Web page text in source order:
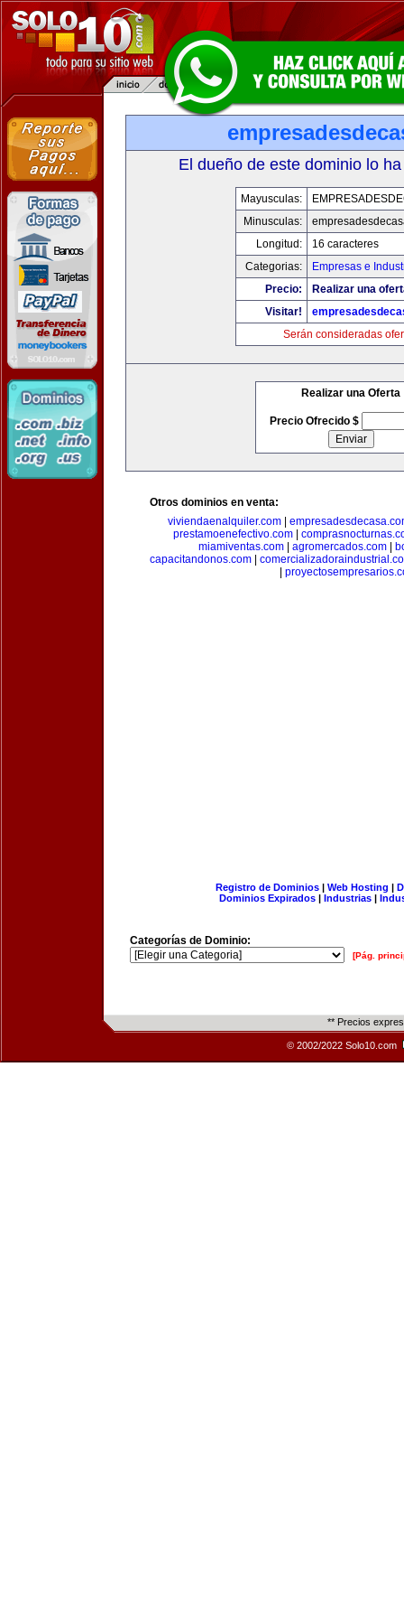
El dueño de este dominio lo
Mayusculas:
Minusculas:
Longitud:
16 caracteres
Categorias:
Empresas e
Precio:
Realizar una
Visitar!
Serán consideradas
Realizar una Oferta
Precio Ofrecido $
Otros dominios en venta:
viviendaenalquiler.com|
prestamoenefectivo.com
miamiventas.com
agromercados.com
capacitandonos.com
Registro de Dominios| Web Hosting |
Dominios Expirados | Industrias |
Categorías de Dominio:
[Pág.
** Precios
© 2002/2022 Solo10.com